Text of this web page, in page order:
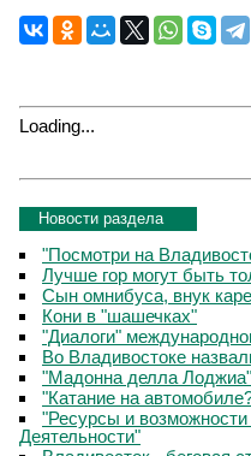
Loading...
Новости раздела
"Посмотри на
Лучше гор могут быть
Сын омнибуса, внук
Кони в "шашечках"
"Диалоги"
Во Владивостоке
"Мадонна делла
"Катание на
"Ресурсы и
Деятельности"